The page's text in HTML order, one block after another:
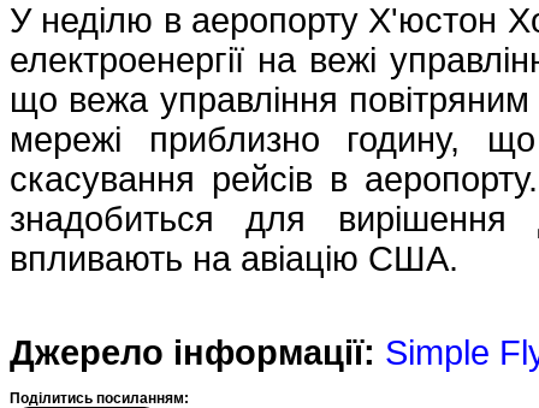
У неділю в аеропорту Х'юстон
електроенергії на вежі
що вежа управління
мережі приблизно годину,
скасування рейсів в
знадобиться для
впливають на авіацію США.
Джерело інформації: Simple
Подiлитись посиланням: